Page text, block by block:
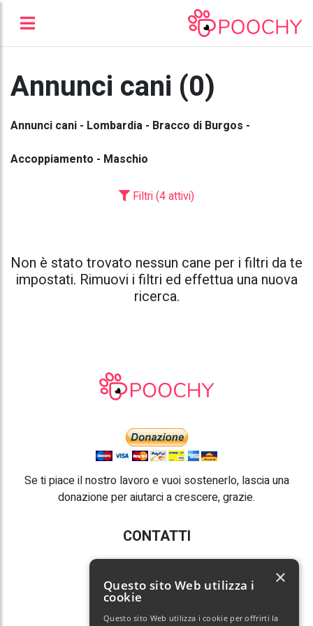
Annunci cani (0)
Annunci cani - Lombardia - Bracco di Burgos -
Accoppiamento - Maschio
Filtri (4 attivi)
Non è stato trovato nessun cane per i filtri da te
impostati. Rimuovi i filtri ed effettua una nuova
ricerca.
Se ti piace il nostro lavoro e vuoi sostenerlo, lascia una
donazione per aiutarci a crescere, grazie.
CONTATTI
E-mail:info@poochy.it
Questo sito Web utilizza i
cookie
Questo sito Web utilizza i cookie per offrirti la
×